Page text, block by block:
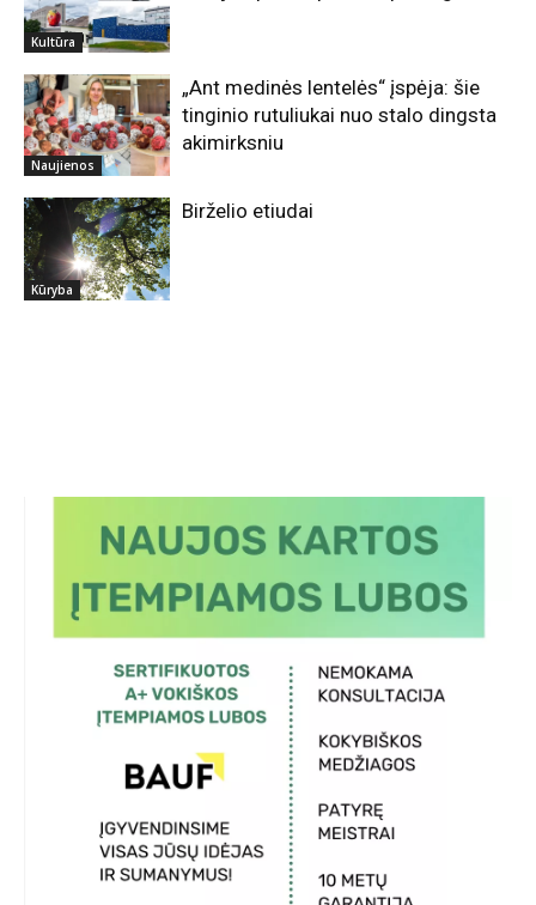
Kultūra
Naujienos
„Ant medinės lentelės“ įspėja: šie
tinginio rutuliukai nuo stalo dingsta
akimirksniu
Kūryba
Birželio etiudai